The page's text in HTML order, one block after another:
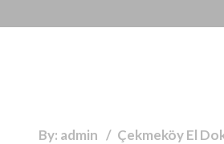
By: admin Çekmeköy El